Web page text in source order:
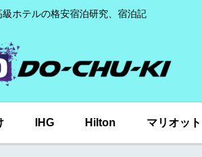
級ホテルの格安宿泊研究、宿泊記
IHG Hilton マリオット